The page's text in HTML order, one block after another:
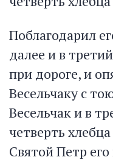
Поблагодарил
далее и в
при дороге, и
Весельчаку с
Весельчак и в
четверть
Святой Петр